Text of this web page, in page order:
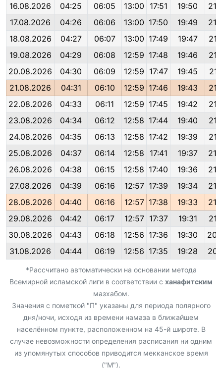
16.08.2026
04:25 06:05 13:00 17:51 19:50
17.08.2026
04:26 06:06 13:00 17:50 19:49
18.08.2026
04:27 06:07 13:00 17:49 19:47
19.08.2026
04:29 06:08 12:59 17:48 19:46
20.08.2026
04:30 06:09 12:59 17:47 19:45
21.08.2026
04:31 06:10 12:59 17:46 19:43
22.08.2026
04:33 06:11 12:59 17:45 19:42
23.08.2026
04:34 06:12 12:58 17:44 19:40
24.08.2026
04:35 06:13 12:58 17:42 19:39
25.08.2026
04:37 06:14 12:58 17:41 19:37
26.08.2026
04:38 06:15 12:58 17:40 19:36
27.08.2026
04:39 06:16 12:57 17:39 19:34
28.08.2026
04:40 06:16 12:57 17:38 19:33
29.08.2026
04:42 06:17 12:57 17:37 19:31
30.08.2026
04:43 06:18 12:56 17:36 19:30
31.08.2026
04:44 06:19 12:56 17:35 19:28
*Рассчитано автоматически на основании метода
Всемирной исламской лиги в соответствии с ханафитским
мазхабом.
Значения с пометкой "П" указаны для периода полярного
дня/ночи, исходя из времени намаза в ближайшем
населённом пункте, расположенном на 45-й широте. В
случае невозможности определения расписания ни одним
из упомянутых способов приводится мекканское время
("М").